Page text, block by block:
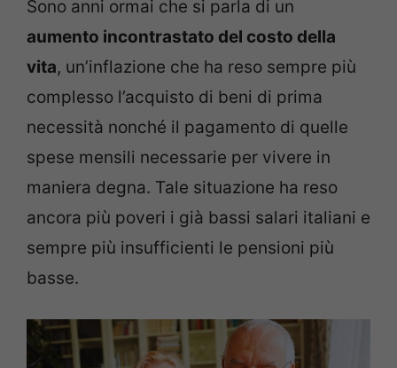
Sono anni ormai che si parla di un
aumento incontrastato del costo della
vita, un’inflazione che ha reso sempre più
complesso l’acquisto di beni di prima
necessità nonché il pagamento di quelle
spese mensili necessarie per vivere in
maniera degna. Tale situazione ha reso
ancora più poveri i già bassi salari italiani e
sempre più insufficienti le pensioni più
basse.